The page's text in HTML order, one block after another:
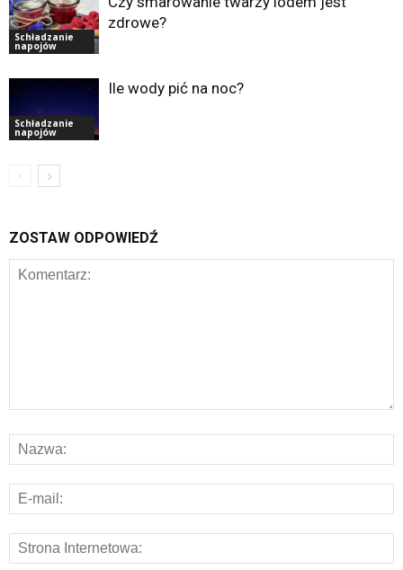
Schładzanie
napojów
zdrowe?
Schładzanie
napojów
Ile wody pić na noc?
ZOSTAW ODPOWIEDŹ